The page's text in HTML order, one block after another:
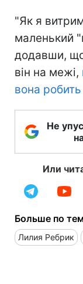
"Як я
маленький
додавши, що
він на межі,
вона
Не
Или
Больше по
Лилия Ребрик